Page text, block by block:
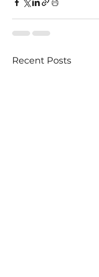
Recent Posts